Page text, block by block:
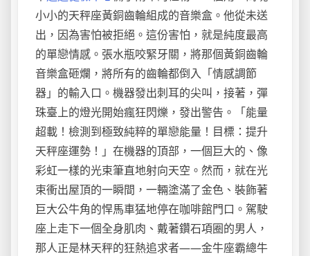
小小的天秤座黃銅齒輪組成的音樂盒。他從未送
出，因為害怕被拒絕。這份害怕，就是純度最高
的單戀情感。張水瓶咬緊牙關，將那個黃銅齒輪
音樂盒砸爛，將所有的齒輪都倒入「情感調節
器」的輸入口。機器發出刺耳的尖叫，接著，彈
珠臺上的燈光開始瘋狂閃爍，發出警告。「能量
超載！檢測到極致純粹的單戀能量！目標：提升
天秤座運勢！」在機器的頂部，一個巨大的、像
彩虹一樣的光束筆直地射向天空。然而，就在光
束衝出屋頂的一瞬間，一輛塗滿了金色、裝飾著
巨大公牛角的悍馬車猛地停在咖啡館門口。駕駛
座上走下一個全身肌肉、戴著鑽石項圈的男人，
那人正是林天秤的狂熱追求者——金牛座霸總牛